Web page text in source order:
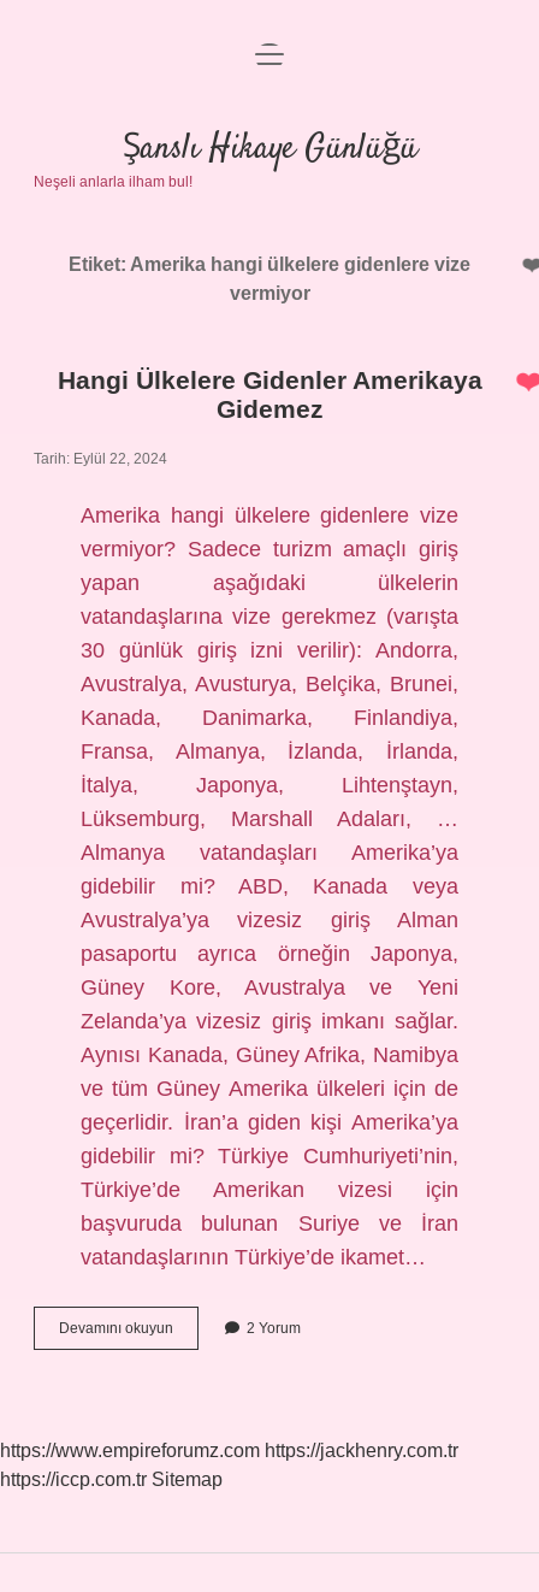
Anasayfa
Gizlilik Politikası
menüyü
Şanslı Hikaye Günlüğü
Neşeli anlarla ilham bul!
Etiket: Amerika hangi ülkelere gidenlere vize
vermiyor
Hangi Ülkelere Gidenler Amerikaya
Gidemez
Tarih: Eylül 22, 2024
Amerika hangi ülkelere gidenlere vize
vermiyor? Sadece turizm amaçlı giriş
yapan aşağıdaki ülkelerin
vatandaşlarına vize gerekmez (varışta
30 günlük giriş izni verilir): Andorra,
Avustralya, Avusturya, Belçika, Brunei,
Kanada, Danimarka, Finlandiya,
Fransa, Almanya, İzlanda, İrlanda,
İtalya, Japonya, Lihtenştayn,
Lüksemburg, Marshall Adaları, …
Almanya vatandaşları Amerika’ya
gidebilir mi? ABD, Kanada veya
Avustralya’ya vizesiz giriş Alman
pasaportu ayrıca örneğin Japonya,
Güney Kore, Avustralya ve Yeni
Zelanda’ya vizesiz giriş imkanı sağlar.
Aynısı Kanada, Güney Afrika, Namibya
ve tüm Güney Amerika ülkeleri için de
geçerlidir. İran’a giden kişi Amerika’ya
gidebilir mi? Türkiye Cumhuriyeti’nin,
Türkiye’de Amerikan vizesi için
başvuruda bulunan Suriye ve İran
vatandaşlarının Türkiye’de ikamet…
Devamını okuyun
Ülkelere
2 Yorum
https://www.empireforumz.com https://jackhenry.com.tr
https://iccp.com.tr Sitemap